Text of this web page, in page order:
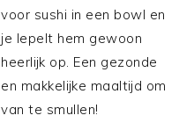
voor sushi in een bowl en
je lepelt hem gewoon
heerlijk op. Een gezonde
en makkelijke maaltijd om
van te smullen!